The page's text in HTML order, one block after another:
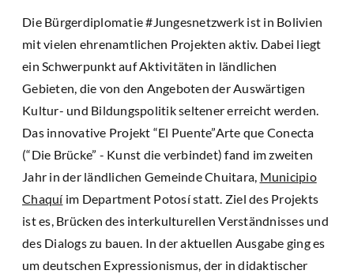
Die Bürgerdiplomatie #Jungesnetzwerk ist in Bolivien
mit vielen ehrenamtlichen Projekten aktiv. Dabei liegt
ein Schwerpunkt auf Aktivitäten in ländlichen
Gebieten, die von den Angeboten der Auswärtigen
Kultur- und Bildungspolitik seltener erreicht werden.
Das innovative Projekt “El Puente”Arte que Conecta
(“Die Brücke” - Kunst die verbindet) fand im zweiten
Jahr in der ländlichen Gemeinde Chuitara, Municipio
Chaquí im Department Potosí statt. Ziel des Projekts
ist es, Brücken des interkulturellen Verständnisses und
des Dialogs zu bauen. In der aktuellen Ausgabe ging es
um deutschen Expressionismus, der in didaktischer